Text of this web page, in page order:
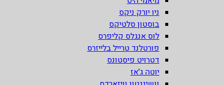
ניו יורק ניקס
בוסטון סלטיקס
לוס אנגלס קליפרס
פורטלנד טרייל בלייזרס
דטרויט פיסטונס
יוטה ג'אז